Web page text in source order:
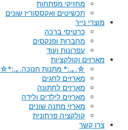
מחזיקי מפתחות
תכשיטים ואקססוריז שונים
מוצרי נייר
כרטיסי ברכה
מחברות ופנקסים
עפרונות ועוד
מארזים וקולקציות
☆.｡.:* מתנות חנוכה.｡.:*☆
מארזים לחגים
מארזים לחתונה
מארזים לילדים ולידה
מארזי מתנה שונים
קולקציה פרחונית
צרו קשר